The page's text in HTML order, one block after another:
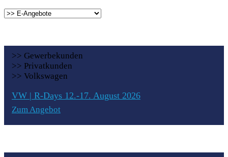
>> Gewerbekunden
>> Privatkunden
>> Volkswagen
VW | R-Days 12.-17. August 2026
Zum Angebot